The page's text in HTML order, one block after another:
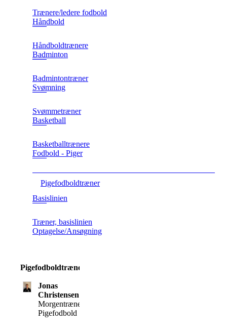
Trænere/ledere fodbold
Håndbold
Håndboldtrænere
Badminton
Badmintontræner
Svømning
Svømmetræner
Basketball
Basketballtrænere
Fodbold - Piger
Pigefodboldtræner
Basislinien
Træner, basislinien
Optagelse/Ansøgning
Pigefodboldtræner
Jonas
Christensen
Morgentræner,
Pigefodbold